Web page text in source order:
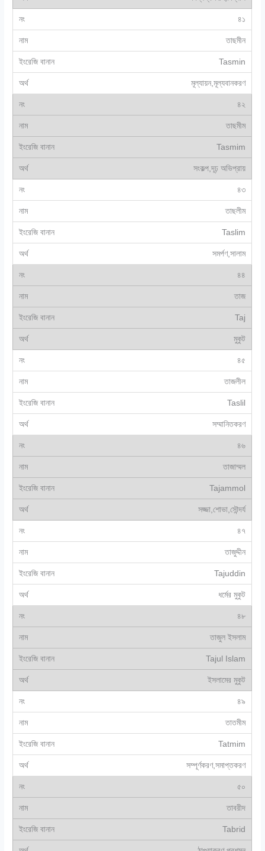
৪১
তাছমীন
Tasmin
মূল্যায়ন,মূল্যবানকরণ
৪২
তাছমীম
Tasmim
সংকল্প,দূঢ় অভিপ্রায়
৪৩
তাছলীম
Taslim
সমর্পণ,সালাম
৪৪
তাজ
Taj
মুকুট
৪৫
তাজলীল
Taslil
সম্মানিতকরণ
৪৬
তাজাম্মল
Tajammol
সজ্জা,শোভা,সৌন্দর্য
৪৭
তাজুদ্দীন
Tajuddin
ধর্মের মুকুট
৪৮
তাজুল ইসলাম
Tajul Islam
ইসলামের মুকুট
৪৯
তাতমীম
Tatmim
সম্পূর্ণকরণ,সমাপ্তকরণ
৫০
তাবরীদ
Tabrid